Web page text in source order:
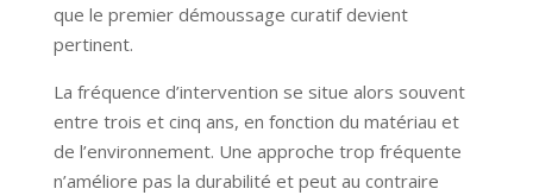
que le premier démoussage curatif devient
pertinent.
La fréquence d’intervention se situe alors souvent
entre trois et cinq ans, en fonction du matériau et
de l’environnement. Une approche trop fréquente
n’améliore pas la durabilité et peut au contraire